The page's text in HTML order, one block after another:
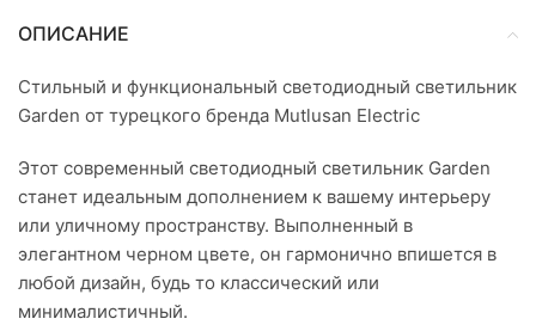
ОПИСАНИЕ
Стильный и функциональный светодиодный светильник
Garden от турецкого бренда Mutlusan Electric
Этот современный светодиодный светильник Garden
станет идеальным дополнением к вашему интерьеру
или уличному пространству. Выполненный в
элегантном черном цвете, он гармонично впишется в
любой дизайн, будь то классический или
минималистичный.